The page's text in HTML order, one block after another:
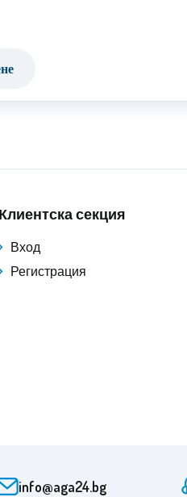
Клиентска секция
Вход
Регистрация
info@aga24.bg